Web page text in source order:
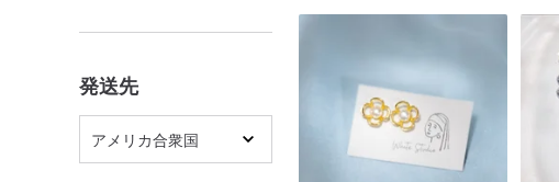
発送先
アメリカ合衆国